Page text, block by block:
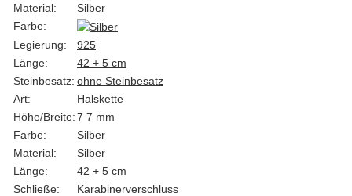
Material:
Silber
Farbe:
Legierung:
925
Länge:
42 + 5 cm
Steinbesatz: ohne Steinbesatz
Art:
Halskette
Höhe/Breite:7 7 mm
Farbe:
Silber
Material:
Silber
Länge:
42 + 5 cm
Schließe:
Karabinerverschluss